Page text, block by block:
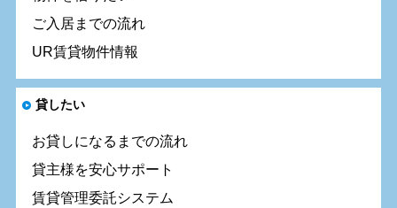
ご入居までの流れ
UR賃貸物件情報
貸したい
お貸しになるまでの流れ
貸主様を安心サポート
賃貸管理委託システム